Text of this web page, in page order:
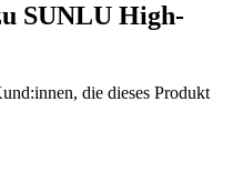
SUNLU High-
die dieses Produkt